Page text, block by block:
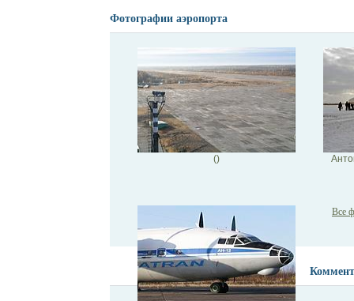
Фотографии аэропорта
()
Все